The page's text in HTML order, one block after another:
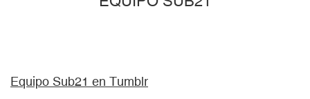
Equipo Sub21 en Tumblr